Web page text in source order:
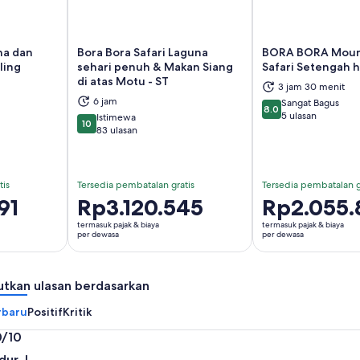
dan
Bora Bora Safari Laguna
sehari penuh & Makan Siang
di atas Motu - ST
6 jam
1010 dari 10
Istimewa
83 ulasan
Tersedia pembatalan gratis
Harga
Rp3.120.545
per
dewasa
Rp3.120.545
termasuk pajak & biaya
per dewasa
BORA BORA
Safari Setengah
3 jam 30 menit
8.08.0 dari 10
Sangat Bagus
5 ulasan
Tersedia pembatalan
Harga
Rp2.055.848
per
dewasa
termasuk pajak & biaya
per dewasa
ulasan berdasarkan
PositifKritik
10